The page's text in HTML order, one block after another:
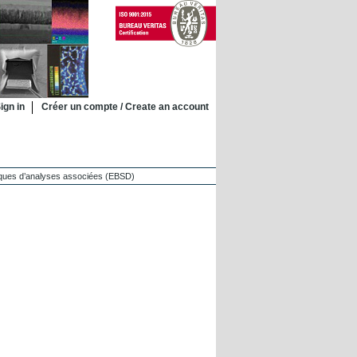
in Créer un compte / Create an account
d’analyses associées (EBSD)